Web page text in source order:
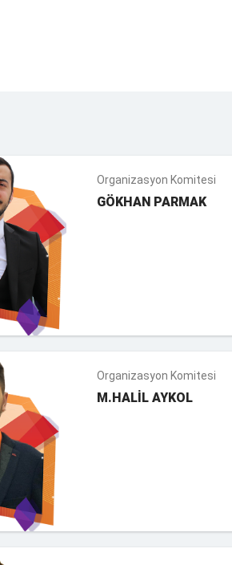
Organizasyon Komitesi
GÖKHAN PARMAK
Organizasyon Komitesi
M.HALİL AYKOL